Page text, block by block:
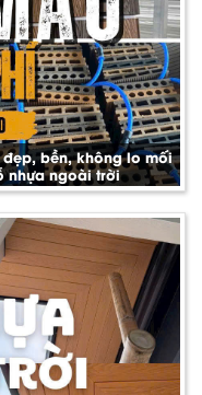
bền, không lo mối
nhựa ngoài trời